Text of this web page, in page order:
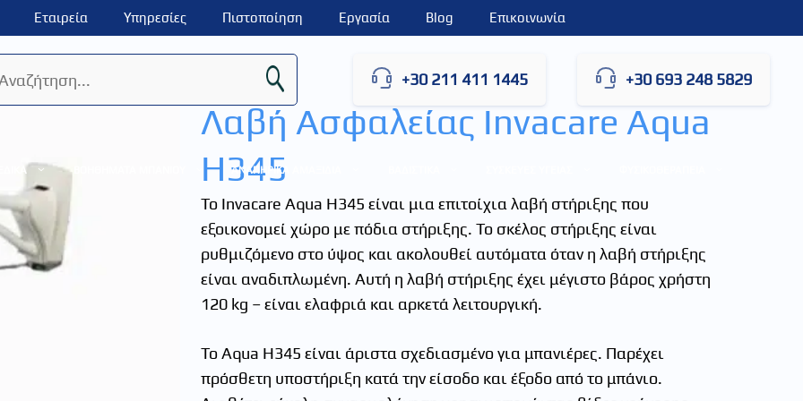
Εταιρεία Υπηρεσίες Πιστοποίηση Εργασία Blog Επικοινωνία
+30 211 411 1445 +30 693 248 5829
ΑΝΑΠΗΡΙΚΑ ΑΜΑΞΙΔΙΑ
Λαβή Ασφαλείας Invacare Aqua
H345
Το Invacare Aqua H345 είναι μια επιτοίχια λαβή στήριξης που
εξοικονομεί χώρο με πόδια στήριξης. Το σκέλος στήριξης είναι
ρυθμιζόμενο στο ύψος και ακολουθεί αυτόματα όταν η λαβή στήριξης
είναι αναδιπλωμένη. Αυτή η λαβή στήριξης έχει μέγιστο βάρος χρήστη
120 kg – είναι ελαφριά και αρκετά λειτουργική.
Το Aqua H345 είναι άριστα σχεδιασμένο για μπανιέρες. Παρέχει
πρόσθετη υποστήριξη κατά την είσοδο και έξοδο από το μπάνιο.